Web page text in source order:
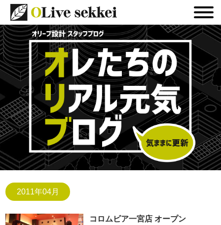
2011年04月
コロムビア一宮店 オープン